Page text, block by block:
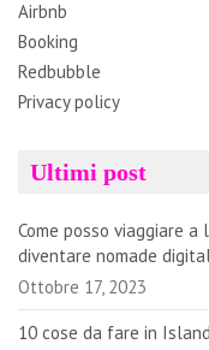
Airbnb
Booking
Redbubble
Privacy policy
Ultimi post
Come posso viaggiare a
diventare nomade
Ottobre 17, 2023
10 cose da fare in